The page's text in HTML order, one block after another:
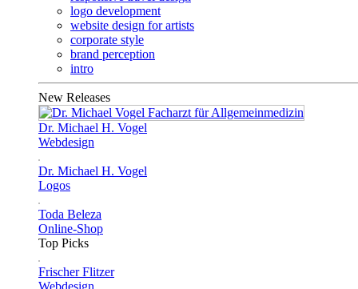
logo development
website design for artists
corporate style
brand perception
intro
New Releases
Dr. Michael H. Vogel
Webdesign
Dr. Michael H. Vogel
Logos
Toda Beleza
Online-Shop
Top Picks
Frischer Flitzer
Webdesign